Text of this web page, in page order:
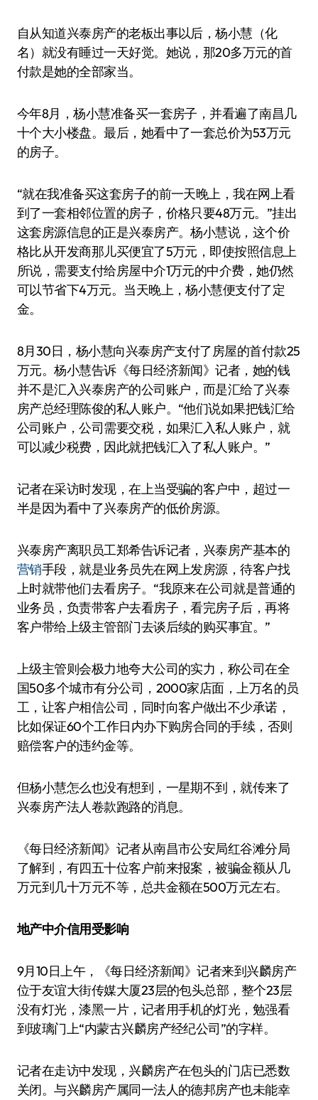
自从知道兴泰房产的老板出事以后，杨小慧（化
名）就没有睡过一天好觉。她说，那20多万元的首
付款是她的全部家当。
今年8月，杨小慧准备买一套房子，并看遍了南昌几
十个大小楼盘。最后，她看中了一套总价为53万元
的房子。
“就在我准备买这套房子的前一天晚上，我在网上看
到了一套相邻位置的房子，价格只要48万元。”挂出
这套房源信息的正是兴泰房产。杨小慧说，这个价
格比从开发商那儿买便宜了5万元，即使按照信息上
所说，需要支付给房屋中介1万元的中介费，她仍然
可以节省下4万元。当天晚上，杨小慧便支付了定
金。
8月30日，杨小慧向兴泰房产支付了房屋的首付款25
万元。杨小慧告诉《每日经济新闻》记者，她的钱
并不是汇入兴泰房产的公司账户，而是汇给了兴泰
房产总经理陈俊的私人账户。“他们说如果把钱汇给
公司账户，公司需要交税，如果汇入私人账户，就
可以减少税费，因此就把钱汇入了私人账户。”
记者在采访时发现，在上当受骗的客户中，超过一
半是因为看中了兴泰房产的低价房源。
兴泰房产离职员工郑希告诉记者，兴泰房产基本的
营销手段，就是业务员先在网上发房源，待客户找
上时就带他们去看房子。“我原来在公司就是普通的
业务员，负责带客户去看房子，看完房子后，再将
客户带给上级主管部门去谈后续的购买事宜。”
上级主管则会极力地夸大公司的实力，称公司在全
国50多个城市有分公司，2000家店面，上万名的员
工，让客户相信公司，同时向客户做出不少承诺，
比如保证60个工作日内办下购房合同的手续，否则
赔偿客户的违约金等。
但杨小慧怎么也没有想到，一星期不到，就传来了
兴泰房产法人卷款跑路的消息。
《每日经济新闻》记者从南昌市公安局红谷滩分局
了解到，有四五十位客户前来报案，被骗金额从几
万元到几十万元不等，总共金额在500万元左右。
地产中介信用受影响
9月10日上午，《每日经济新闻》记者来到兴麟房产
位于友谊大街传媒大厦23层的包头总部，整个23层
没有灯光，漆黑一片，记者用手机的灯光，勉强看
到玻璃门上“内蒙古兴麟房产经纪公司”的字样。
记者在走访中发现，兴麟房产在包头的门店已悉数
关闭。与兴麟房产属同一法人的德邦房产也未能幸